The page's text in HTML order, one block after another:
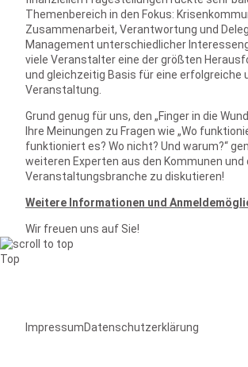
Themenbereich in den Fokus:
Zusammenarbeit, Verantwortung und
Management unterschiedlicher
viele Veranstalter eine der größten
und gleichzeitig Basis für eine erfolgreiche
Veranstaltung.
Grund genug für uns, den „Finger in die
Ihre Meinungen zu Fragen wie „Wo
funktioniert es? Wo nicht? Und warum?“
weiteren Experten aus den Kommunen und
Veranstaltungsbranche zu diskutieren!
Weitere Informationen und
Wir freuen uns auf Sie!
Top
ImpressumDatenschutzerklärung